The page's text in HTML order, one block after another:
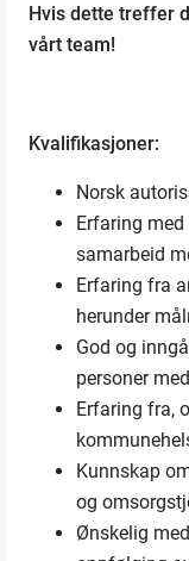
Hvis dette treffer
vårt team!
Kvalifikasjoner:
Norsk
Erfaring
samarbeid
Erfaring fra
herunder
God og
personer
Erfaring fra,
Kunnskap
og
Ønskelig